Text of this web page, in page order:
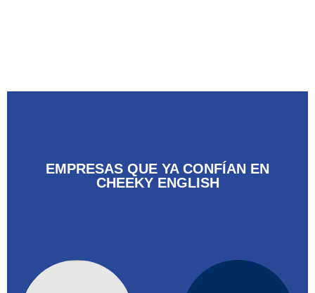
EMPRESAS QUE YA CONFÍAN EN
CHEEKY ENGLISH